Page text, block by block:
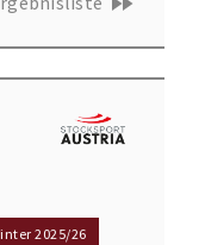
2025/26